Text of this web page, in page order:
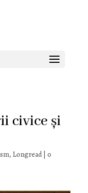
civice și
, Longread| 0